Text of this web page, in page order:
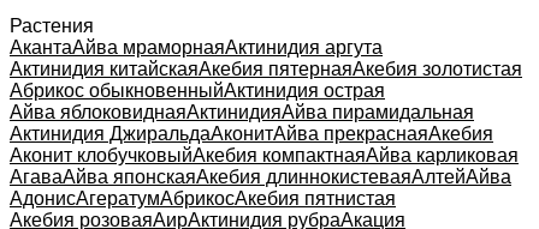
Растения
АкантаАйва мраморнаяАктинидия аргута
Актинидия китайскаяАкебия пятернаяАкебия золотистая
Абрикос обыкновенныйАктинидия острая
Айва яблоковиднаяАктинидияАйва пирамидальная
Актинидия ДжиральдаАконитАйва прекраснаяАкебия
Аконит клобучковыйАкебия компактнаяАйва карликовая
АгаваАйва японскаяАкебия длиннокистеваяАлтейАйва
АдонисАгератумАбрикосАкебия пятнистая
Акебия розоваяАирАктинидия рубраАкация